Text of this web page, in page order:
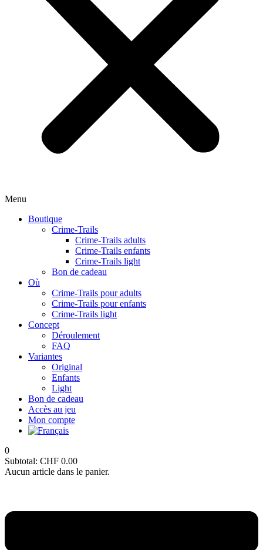
Menu
Boutique
Crime-Trails
Crime-Trails adults
Crime-Trails enfants
Crime-Trails light
Bon de cadeau
Où
Crime-Trails pour adults
Crime-Trails pour enfants
Crime-Trails light
Concept
Déroulement
FAQ
Variantes
Original
Enfants
Light
Bon de cadeau
Accès au jeu
Mon compte
0
Subtotal: CHF 0.00
Aucun article dans le panier.